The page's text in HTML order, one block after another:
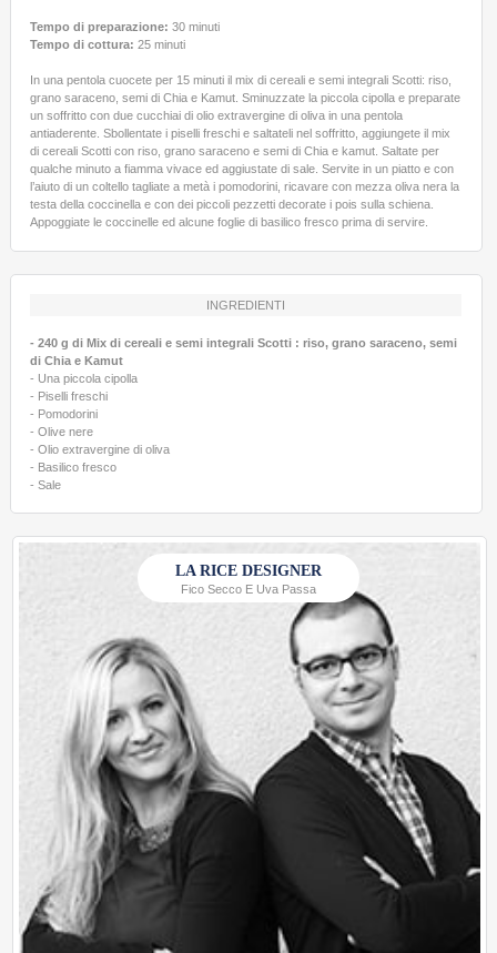
Tempo di preparazione:30 minuti
Tempo di cottura:25 minuti
In una pentola cuocete per 15 minuti il mix di cereali e semi integrali Scotti: riso,
grano saraceno, semi di Chia e Kamut. Sminuzzate la piccola cipolla e preparate
un soffritto con due cucchiai di olio extravergine di oliva in una pentola
antiaderente. Sbollentate i piselli freschi e saltateli nel soffritto, aggiungete il mix
di cereali Scotti con riso, grano saraceno e semi di Chia e kamut. Saltate per
qualche minuto a fiamma vivace ed aggiustate di sale. Servite in un piatto e con
l’aiuto di un coltello tagliate a metà i pomodorini, ricavare con mezza oliva nera la
testa della coccinella e con dei piccoli pezzetti decorate i pois sulla schiena.
Appoggiate le coccinelle ed alcune foglie di basilico fresco prima di servire.
INGREDIENTI
- 240 g di Mix di cereali e semi integrali Scotti : riso, grano saraceno, semi
di Chia e Kamut
- Una piccola cipolla
- Piselli freschi
- Pomodorini
- Olive nere
- Olio extravergine di oliva
- Basilico fresco
- Sale
LA RICE DESIGNER
Fico Secco E Uva Passa